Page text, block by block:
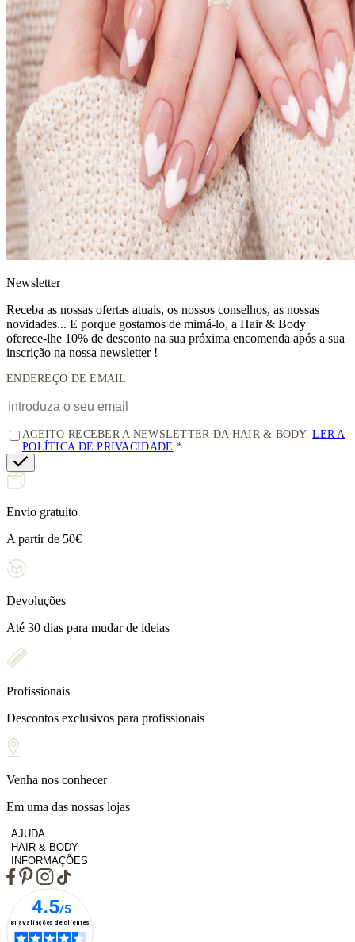
Newsletter
Receba as nossas ofertas atuais, os nossos conselhos, as nossas
novidades... E porque gostamos de mimá-lo, a Hair & Body
oferece-lhe 10% de desconto na sua próxima encomenda após a sua
inscrição na nossa newsletter !
ENDEREÇO DE EMAIL
ACEITO RECEBER A NEWSLETTER DA HAIR & BODY.LER A
POLÍTICA DE PRIVACIDADE
Envio gratuito
A partir de 50€
Devoluções
Até 30 dias para mudar de ideias
Profissionais
Descontos exclusivos para profissionais
Venha nos conhecer
Em uma das nossas lojas
AJUDA
HAIR & BODY
INFORMAÇÕES